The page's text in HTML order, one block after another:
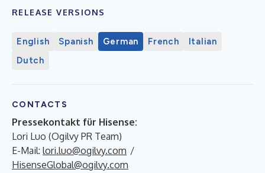
RELEASE VERSIONS
English Spanish German French
Italian
Dutch
CONTACTS
Pressekontakt für Hisense:
Lori Luo (Ogilvy PR Team)
E-Mail: lori.luo@ogilvy.com /
HisenseGlobal@ogilvy.com